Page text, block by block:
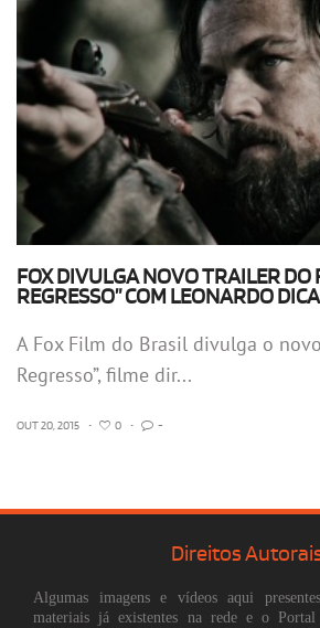
FOX DIVULGA NOVO TRAILER DO
REGRESSO” COM LEONARDO
A Fox Film do Brasil divulga o
Regresso”, filme dir...
OUT 20, 2015 • 0 • -
Direitos
Algumas imagens e vídeos aqui
materiais já existentes na rede e o